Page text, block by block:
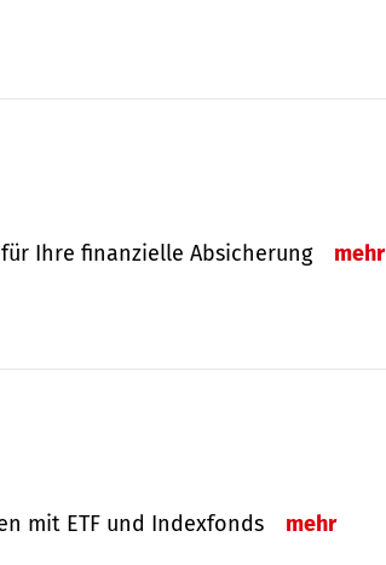
Ihre finanzielle Absicherung mehr
mit ETF und Indexfonds mehr